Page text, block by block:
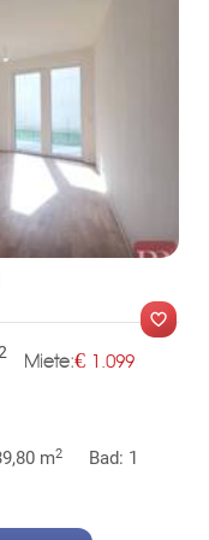
Miete:€ 1.099
m2
Bad: 1